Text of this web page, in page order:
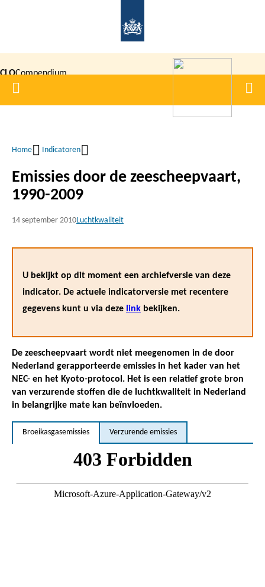
inhoud
gaan
CLOCompendium
voor de
Home
Kruimelpad
Home Indicatoren
Emissies door de zeescheepvaart,
1990-2009
14 september 2010Luchtkwaliteit
U bekijkt op dit moment een archiefversie van deze
indicator. De actuele indicatorversie met recentere
gegevens kunt u via deze link bekijken.
De zeescheepvaart wordt niet meegenomen in de door
Nederland gerapporteerde emissies in het kader van het
NEC- en het Kyoto-protocol. Het is een relatief grote bron
van verzurende stoffen die de luchtkwaliteit in Nederland
in belangrijke mate kan beïnvloeden.
Broeikasgasemissies Verzurende emissies